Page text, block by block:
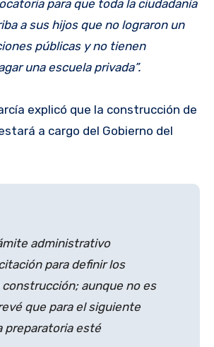
para que toda la ciudadanía
a sus hijos que no lograron un
públicas y no tienen
una escuela privada”.
explicó que la construcción de
a cargo del Gobierno del
administrativo
para definir los
aunque no es
que para el siguiente
preparatoria esté